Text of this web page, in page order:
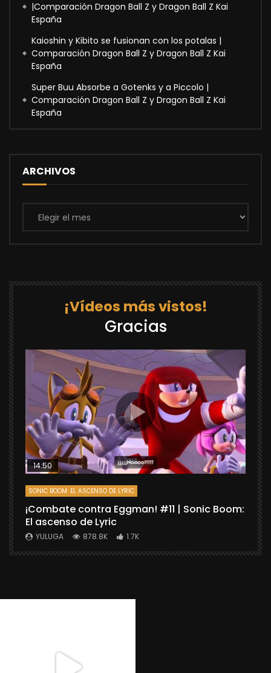
|Comparación Dragon Ball Z y Dragon Ball Z Kai
España
Kaioshin y Kibito se fusionan con los potalas |
Comparación Dragon Ball Z y Dragon Ball Z Kai
España
Super Buu Absorbe a Gotenks y a Piccolo |
Comparación Dragon Ball Z y Dragon Ball Z Kai
España
ARCHIVOS
Archivos
¡Vídeos más vistos!
Gracias
14:50
SONIC BOOM: EL ASCENSO DE LYRIC
¡Combate contra Eggman! #11 | Sonic Boom:
El ascenso de Lyric
YULUGA 878.8K 1.7K